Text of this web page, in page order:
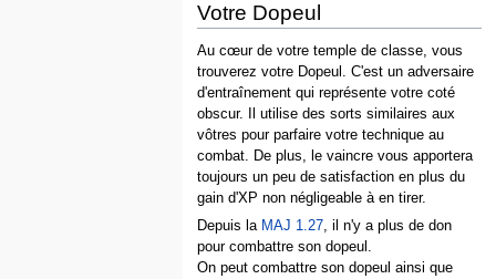
Votre Dopeul
Au cœur de votre temple de classe, vous
trouverez votre Dopeul. C'est un adversaire
d'entraînement qui représente votre coté
obscur. Il utilise des sorts similaires aux
vôtres pour parfaire votre technique au
combat. De plus, le vaincre vous apportera
toujours un peu de satisfaction en plus du
gain d'XP non négligeable à en tirer.
Depuis la MAJ 1.27, il n'y a plus de don
pour combattre son dopeul.
On peut combattre son dopeul ainsi que